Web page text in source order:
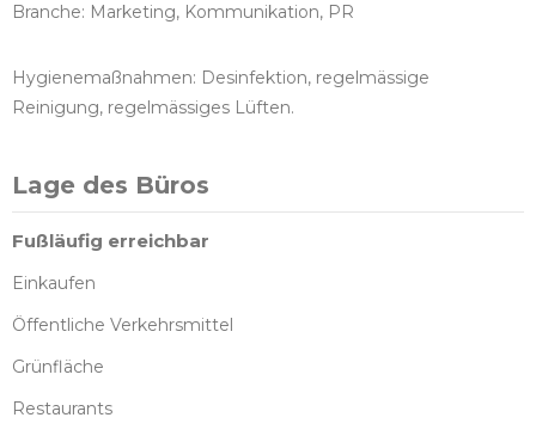
Branche: Marketing, Kommunikation, PR
Hygienemaßnahmen: Desinfektion, regelmässige
Reinigung, regelmässiges Lüften.
Lage des Büros
Fußläufig erreichbar
Einkaufen
Öffentliche Verkehrsmittel
Grünfläche
Restaurants